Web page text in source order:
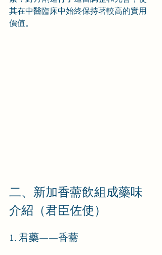
其在中醫臨床中始終保持著較高的實用
價值。
二、新加香薷飲組成藥味
介紹（君臣佐使）
1. 君藥——香薷